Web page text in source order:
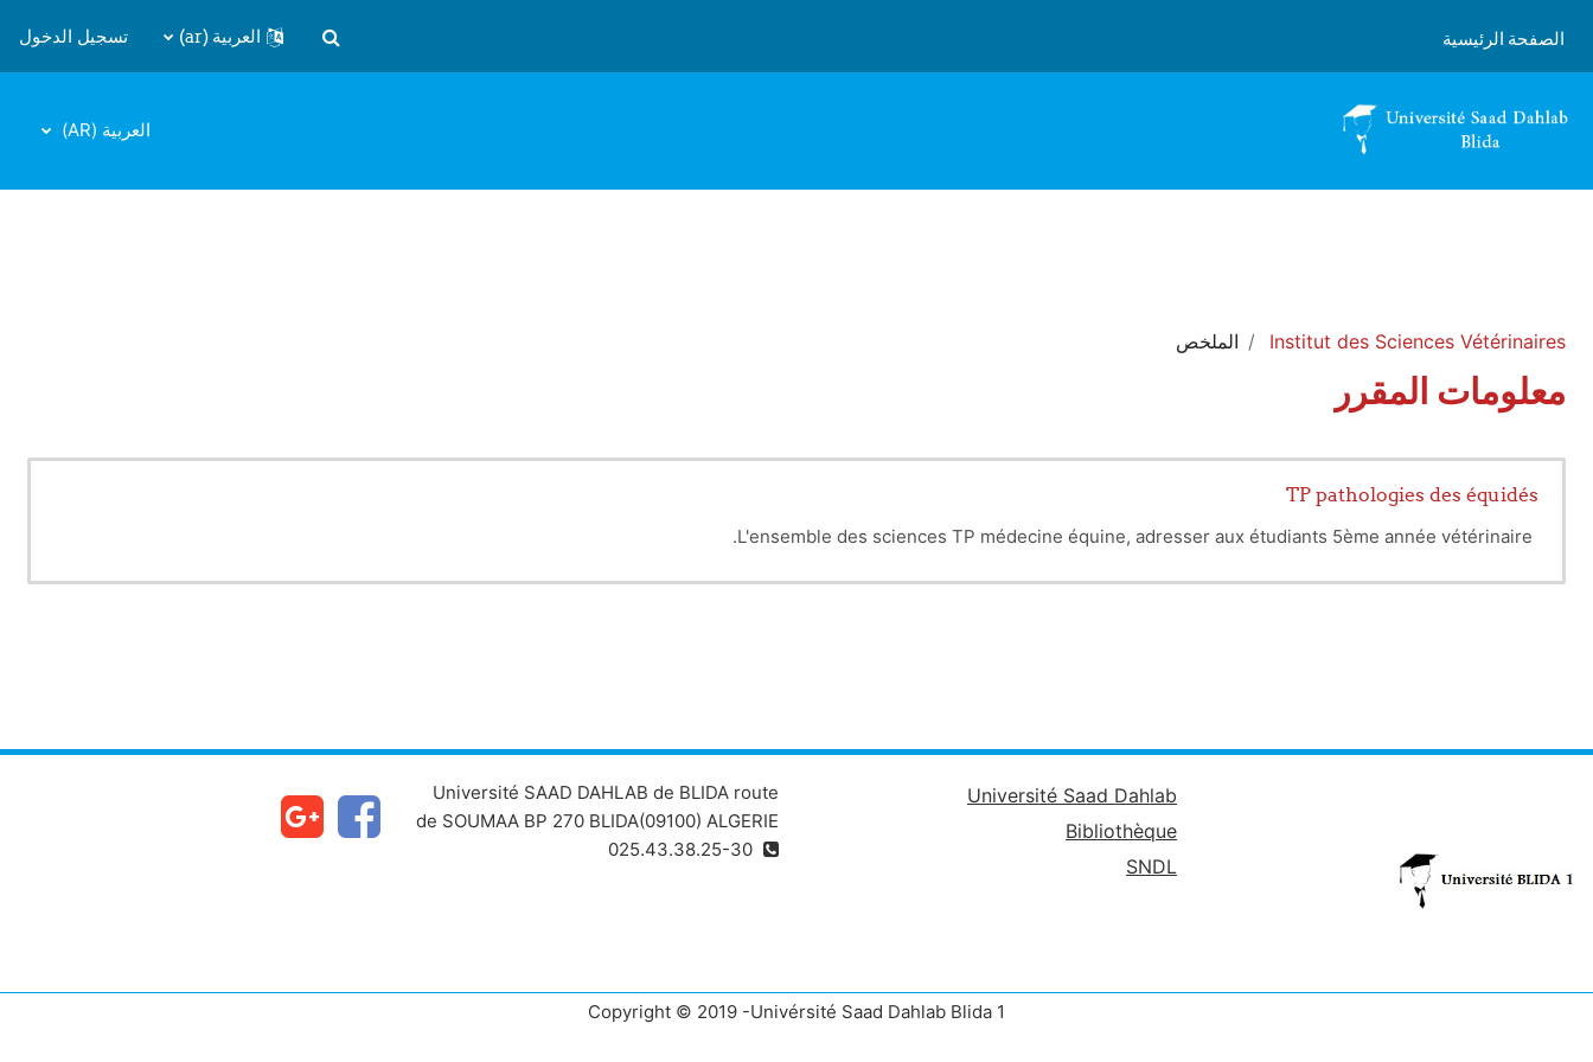
الصفحة الرئيسية
تبديل إدخال البحث
العربية ‎(ar)‎ تسجيل الدخول
العربية ‎(AR)‎
Institut des Sciences Vétérinaires الملخص
معلومات المقرر
TP pathologies des équidés
L'ensemble des sciences TP médecine équine, adresser aux étudiants 5ème année vétérinaire.
Université Saad Dahlab
Bibliothèque
SNDL
Université SAAD DAHLAB de BLIDA route
de SOUMAA BP 270 BLIDA(09100) ALGERIE
Copyright © 2019 -Univérsité Saad Dahlab Blida 1